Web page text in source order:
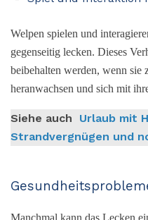
Welpen spielen und
gegenseitig lecken. Dieses
beibehalten werden, wenn sie
heranwachsen und sich mit
Siehe auch
Urlaub mit
Strandvergnügen und
Manchmal kann das Lecken